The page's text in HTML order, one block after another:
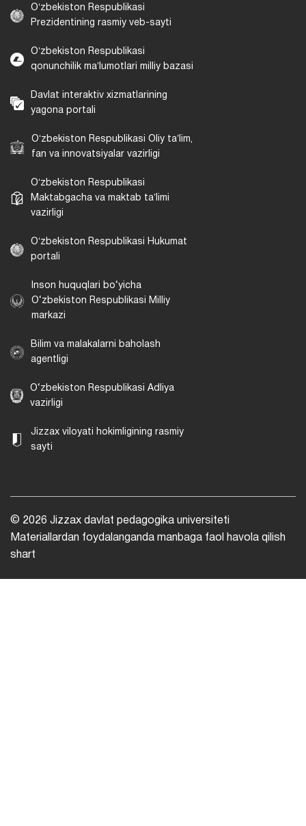
Oʻzbekiston Respublikasi
Prezidentining rasmiy veb-sayti
Oʻzbekiston Respublikasi
qonunchilik maʼlumotlari milliy bazasi
Davlat interaktiv xizmatlarining
yagona portali
Oʻzbekiston Respublikasi Oliy taʼlim,
fan va innovatsiyalar vazirligi
Oʻzbekiston Respublikasi
Maktabgacha va maktab taʼlimi
vazirligi
Oʻzbekiston Respublikasi Hukumat
portali
Inson huquqlari bo‘yicha
O‘zbekiston Respublikasi Milliy
markazi
Bilim va malakalarni baholash
agentligi
O‘zbekiston Respublikasi Adliya
vazirligi
Jizzax viloyati hokimligining rasmiy
sayti
© 2026 Jizzax davlat pedagogika universiteti
Materiallardan foydalanganda manbaga faol havola qilish
shart